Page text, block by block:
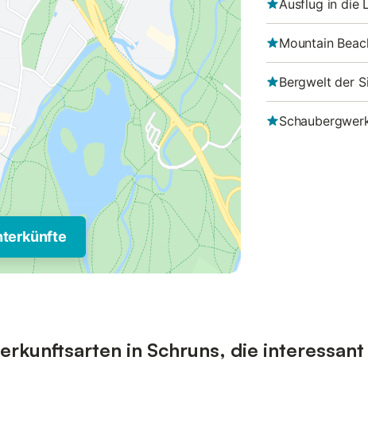
Ausflug in die
Mountain
Bergwelt der
in Schruns, die